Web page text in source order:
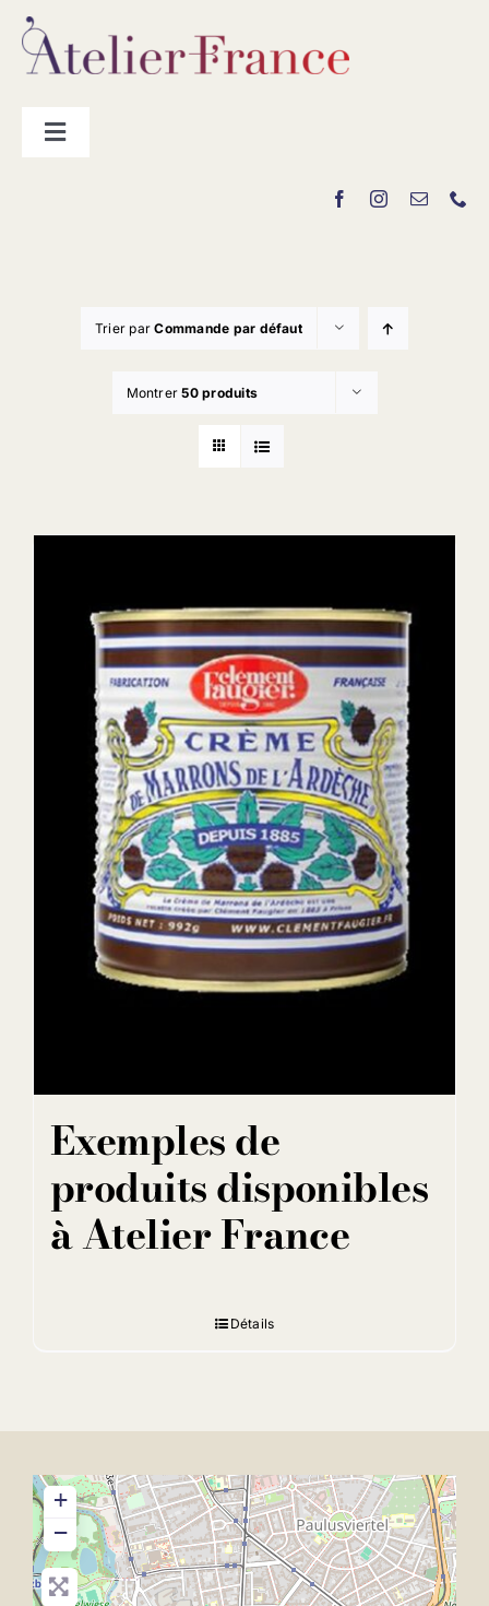
Passer
contenu
Toggle
Trier parCommande par défaut
Montrer50 produits
Exemples de
produits disponibles
à Atelier France
Détails
+
−